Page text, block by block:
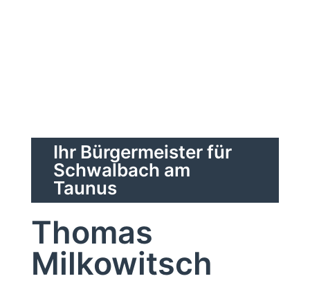
Ihr Bürgermeister für
Schwalbach am
Taunus
Thomas
Milkowitsch